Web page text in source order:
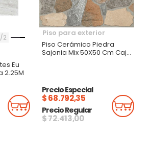
2
Eu
2.25M
Añadir Al Carrito
Piso para exterior
Piso Cerámico Piedra
Sajonia Mix 50X50 Cm Caja
Precio Especial
$ 68.792,35
Precio Regular
$ 72.413,00